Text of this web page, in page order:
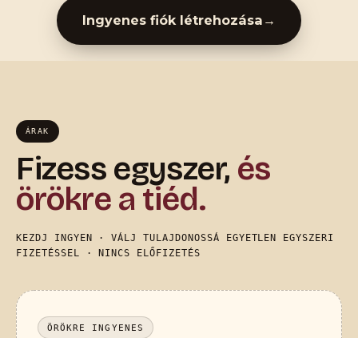
Ingyenes fiók létrehozása →
ÁRAK
Fizess egyszer, és
örökre a tiéd.
KEZDJ INGYEN · VÁLJ TULAJDONOSSÁ EGYETLEN EGYSZERI
FIZETÉSSEL · NINCS ELŐFIZETÉS
ÖRÖKRE INGYENES